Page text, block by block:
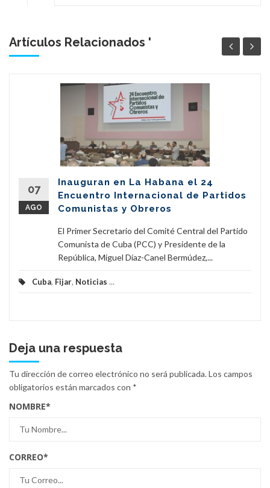
Artículos Relacionados '
07
AGO
Inauguran en La Habana el 24
Encuentro Internacional de Partidos
Comunistas y Obreros
El Primer Secretario del Comité Central del Partido
Comunista de Cuba (PCC) y Presidente de la
República, Miguel Díaz-Canel Bermúdez,...
Cuba, Fijar, Noticias ...
Deja una respuesta
Tu dirección de correo electrónico no será publicada.Los campos
obligatorios están marcados con *
NOMBRE*
CORREO*